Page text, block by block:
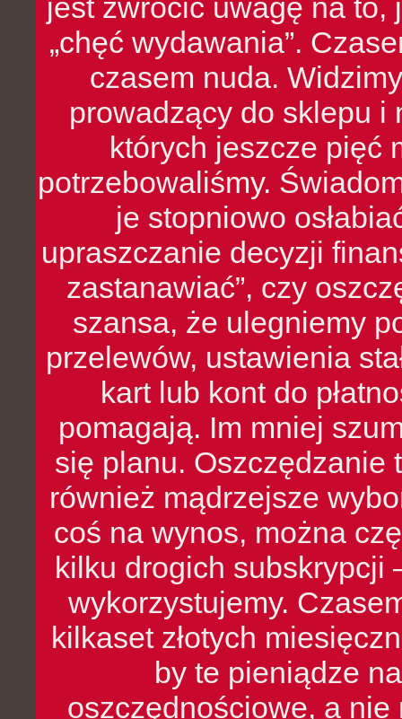
jest zwrócić uwagę na to,
„chęć wydawania”.
czasem nuda.
prowadzący do sklepu i
których jeszcze pięć
potrzebowaliśmy.
je stopniowo
upraszczanie decyzji
zastanawiać”, czy
szansa, że ulegniemy
przelewów, ustawienia
kart lub kont do
pomagają. Im mniej
się planu. Oszczędzanie
również mądrzejsze
coś na wynos, można
kilku drogich subskrypcji
wykorzystujemy.
kilkaset złotych
by te pieniądze
oszczędnościowe, a nie